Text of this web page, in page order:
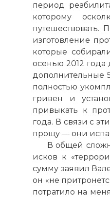
период
которому
изготовление
которые
осенью 2012 года
дополнительные
полностью
гривен и
привыкать к
года. В связи с
прощу — они
В общей
исков к
сумму заявил
он «не
потратило на